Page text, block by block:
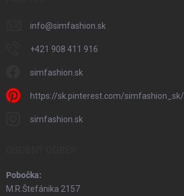
info@simfashion.sk
+421 908 411 916
simfashion.sk
https://sk.pinterest.com/simfashion_sk/
simfashion.sk
Pobočka:
M.R.Štefánika 2157